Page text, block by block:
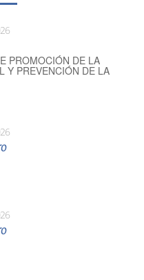
PROMOCIÓN DE LA
Y PREVENCIÓN DE LA